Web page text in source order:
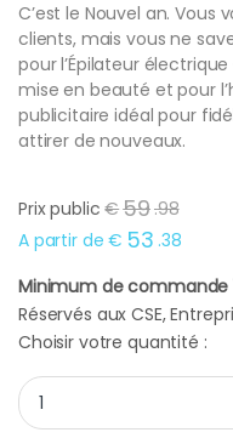
C’est le Nouvel an. Vous
clients, mais vous ne
pour l’Épilateur
mise en beauté et pour
publicitaire idéal pour
attirer de nouveaux.
Prix public €59.98
A partir de € 53 .38
Minimum de commande
Réservés aux CSE,
Choisir votre quantité :
Epilateur électrique Calor